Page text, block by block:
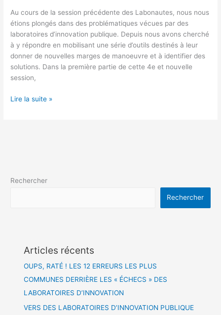
Au cours de la session précédente des Labonautes, nous nous
étions plongés dans des problématiques vécues par des
laboratoires d’innovation publique. Depuis nous avons cherché
à y répondre en mobilisant une série d’outils destinés à leur
donner de nouvelles marges de manoeuvre et à identifier des
solutions. Dans la première partie de cette 4e et nouvelle
session,
Lire la suite »
Rechercher
Rechercher
Articles récents
OUPS, RATÉ ! LES 12 ERREURS LES PLUS
COMMUNES DERRIÈRE LES « ÉCHECS » DES
LABORATOIRES D’INNOVATION
VERS DES LABORATOIRES D’INNOVATION PUBLIQUE